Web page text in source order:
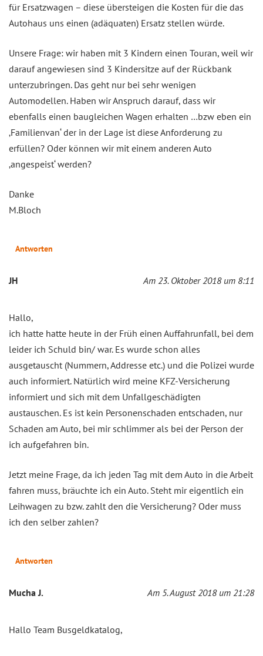
für Ersatzwagen – diese übersteigen die Kosten für die das
Autohaus uns einen (adäquaten) Ersatz stellen würde.
Unsere Frage: wir haben mit 3 Kindern einen Touran, weil wir
darauf angewiesen sind 3 Kindersitze auf der Rückbank
unterzubringen. Das geht nur bei sehr wenigen
Automodellen. Haben wir Anspruch darauf, dass wir
ebenfalls einen baugleichen Wagen erhalten …bzw eben ein
‚Familienvan‘ der in der Lage ist diese Anforderung zu
erfüllen? Oder können wir mit einem anderen Auto
‚angespeist‘ werden?
Danke
M.Bloch
Antworten
JH Am 23. Oktober 2018 um 8:11
Hallo,
ich hatte hatte heute in der Früh einen Auffahrunfall, bei dem
leider ich Schuld bin/ war. Es wurde schon alles
ausgetauscht (Nummern, Addresse etc.) und die Polizei wurde
auch informiert. Natürlich wird meine KFZ-Versicherung
informiert und sich mit dem Unfallgeschädigten
austauschen. Es ist kein Personenschaden entschaden, nur
Schaden am Auto, bei mir schlimmer als bei der Person der
ich aufgefahren bin.
Jetzt meine Frage, da ich jeden Tag mit dem Auto in die Arbeit
fahren muss, bräuchte ich ein Auto. Steht mir eigentlich ein
Leihwagen zu bzw. zahlt den die Versicherung? Oder muss
ich den selber zahlen?
Antworten
Mucha J. Am 5. August 2018 um 21:28
Hallo Team Busgeldkatalog,